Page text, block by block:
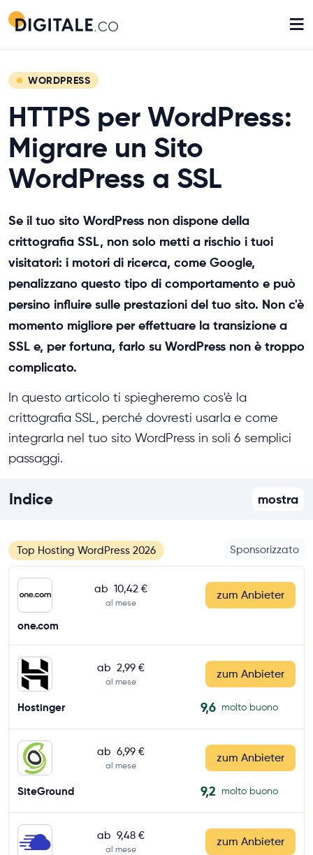
≡
WORDPRESS
HTTPS per WordPress:
Migrare un Sito
WordPress a SSL
Se il tuo sito WordPress non dispone della
crittografia SSL, non solo metti a rischio i tuoi
visitatori: i motori di ricerca, come Google,
penalizzano questo tipo di comportamento e può
persino influire sulle prestazioni del tuo sito. Non c'è
momento migliore per effettuare la transizione a
SSL e, per fortuna, farlo su WordPress non è troppo
complicato.
In questo articolo ti spiegheremo cos'è la
crittografia SSL, perché dovresti usarla e come
integrarla nel tuo sito WordPress in soli 6 semplici
passaggi.
Indice mostra
Top Hosting WordPress 2026 Sponsorizzato
ab 10,42 €
al mese
zum Anbieter
one.com
ab 2,99 €
al mese
zum Anbieter
Hostinger 9,6 molto buono
ab 6,99 €
al mese
zum Anbieter
SiteGround 9,2 molto buono
ab 9,48 €
al mese
zum Anbieter